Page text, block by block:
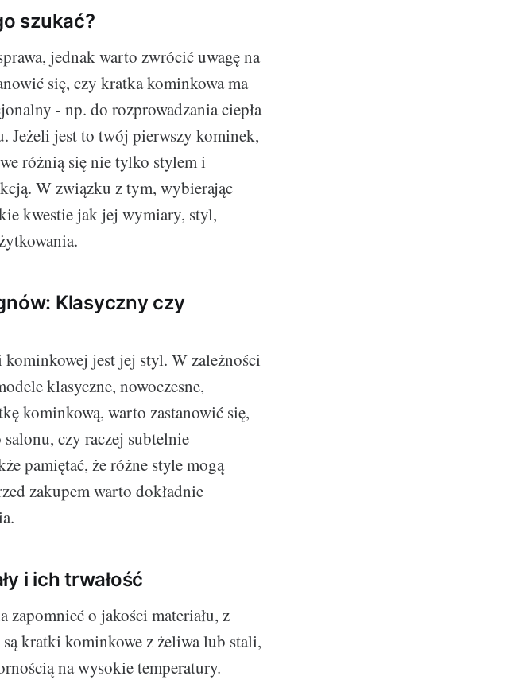
szukać?
jednak warto zwrócić uwagę na
się, czy kratka kominkowa ma
- np. do rozprowadzania ciepła
Jeżeli jest to twój pierwszy kominek,
różnią się nie tylko stylem i
W związku z tym, wybierając
kwestie jak jej wymiary, styl,
Klasyczny czy
jest jej styl. W zależności
klasyczne, nowoczesne,
kominkową, warto zastanowić się,
czy raczej subtelnie
pamiętać, że różne style mogą
zakupem warto dokładnie
i ich trwałość
o jakości materiału, z
kratki kominkowe z żeliwa lub stali,
na wysokie temperatury.